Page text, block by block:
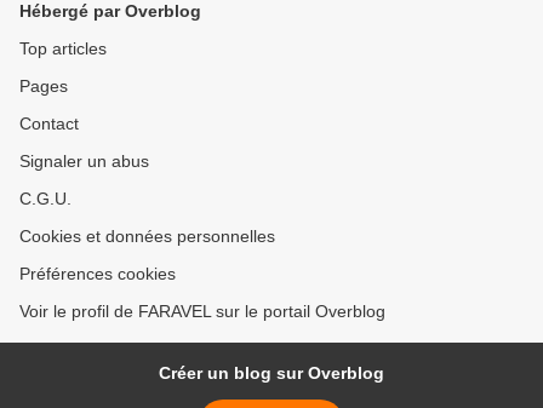
Hébergé par Overblog
Top articles
Pages
Contact
Signaler un abus
C.G.U.
Cookies et données personnelles
Préférences cookies
Voir le profil de FARAVEL sur le portail Overblog
Créer un blog sur Overblog